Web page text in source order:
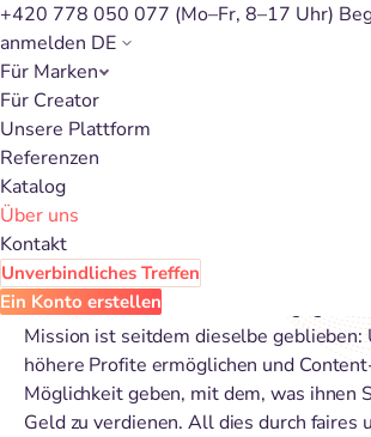
+420 778 050 077 (Mo–Fr, 8–17 Uhr)
anmelden DE
Für Marken
Für Creator
Unsere Plattform
Referenzen
Katalog
Über uns
Kontakt
Unverbindliches Treffen
Ein Konto erstellen
Wir verbinden seit 16
Marken und Content-
Ersteller
Wir haben eHUB im Jahr 2010
Mission ist seitdem dieselbe geblieben:
höhere Profite ermöglichen und
Möglichkeit geben, mit dem, was ihnen
Geld zu verdienen. All dies durch faires